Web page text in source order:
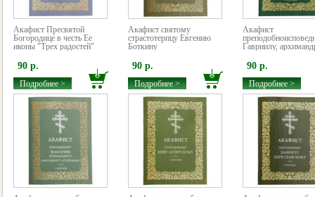
Акафист Пресвятой
Богородице в честь Ее
иконы "Трех радостей"
90 р.
Подробнее >
Акафист святому
страстотерпцу Евгению
Боткину
90 р.
Подробнее >
Акафист
Гавриилу,
90 р.
Подробнее >